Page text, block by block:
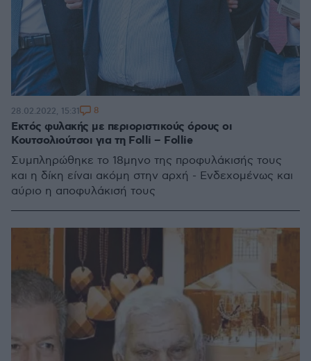
Εκτός φυλακής με περιοριστικούς όρους οι
Κουτσολιούτσοι για τη Folli – Follie
Συμπληρώθηκε το 18μηνο της προφυλάκισής τους
και η δίκη είναι ακόμη στην αρχή - Ενδεχομένως και
αύριο η αποφυλάκισή τους
28.02.2022, 15:31 8